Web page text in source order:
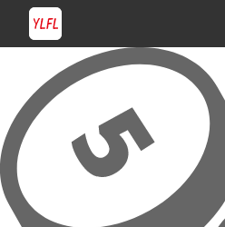
Overslaan naar hoofdinhoud